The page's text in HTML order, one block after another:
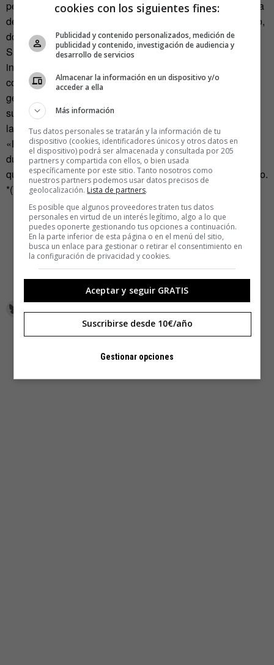
pero ellos aseguran que las pruebas de ADN de su sistema
de predicción se llevan a cabo en un laboratorio acreditado,
donde se destruyen las muestras después del análisis.
Su fórmula mágica consiste en comparar los sistemas
inmunológicos de los dos candidatos a compatibles (en
concreto «los antígenos leucocitarios humanos», los
generadores del olor corporal) y determinar si son lo
suficientemente distintos, hecho que, según afirman, eleva
las posibilidades de éxito.
«La ciencia puede lograr parejas más unidas, sanas y
duraderas», asegura su experta en relaciones. Tener
química con alguien podría convertirse en algo premeditado.
*(Visto enCódigo Espagueti)
cookies con los siguientes fines:
Publicidad y contenido personalizados, medición de
publicidad y contenido, investigación de audiencia y
desarrollo de servicios
Almacenar la información en un dispositivo y/o
acceder a ella
Más información
Tus datos personales se tratarán y la información de tu
dispositivo (cookies, identificadores únicos y otros datos en
el dispositivo) podrá ser almacenada y consultada por 205
partners y compartida con ellos, o bien usada
específicamente por este sitio. Tanto nosotros como
nuestros partners podemos usar datos precisos de
geolocalización. Lista de partners.
Es posible que algunos proveedores traten tus datos
personales en virtud de un interés legítimo, algo a lo que
puedes oponerte gestionando tus opciones a continuación.
En la parte inferior de esta página o en el menú del sitio,
busca un enlace para gestionar o retirar el consentimiento en
la configuración de privacidad y cookies.
Aceptar y seguir GRATIS
Suscribirse desde 10€/año
Gestionar opciones